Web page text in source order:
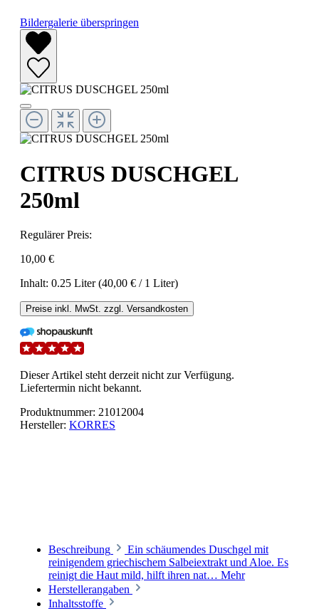
Bildergalerie überspringen
CITRUS DUSCHGEL
250ml
Regulärer Preis:
10,00 €
Inhalt: 0.25 Liter(40,00 € / 1 Liter)
Preise inkl. MwSt. zzgl. Versandkosten
Dieser Artikel steht derzeit nicht zur Verfügung.
Liefertermin nicht bekannt.
Produktnummer: 21012004
Hersteller: KORRES
Beschreibung
Ein schäumendes Duschgel mit
reinigendem griechischem Salbeiextrakt und Aloe. Es
reinigt die Haut mild, hilft ihren nat… Mehr
Herstellerangaben
Inhaltsstoffe